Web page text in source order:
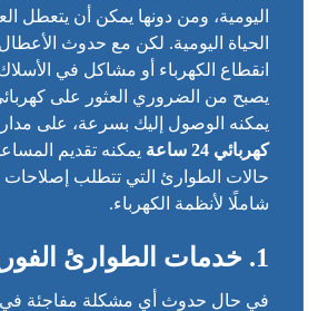
اليومية، ومن دونها يمكن أن يتعطل
الحياة اليومية. لكن مع حدوث
انقطاع الكهرباء أو مشاكل في الأسلاك
يصبح من الضروري العثور على
يمكنه الوصول إليك بسرعة، على
كهربائي 24 ساعة
يمكنه تقديم
حالات الطوارئ التي تتطلب
شاملًا لأنظمة الكهرباء.
1. خدمات الطوارئ
في حال حدوث أي مشكلة مفاجئة في